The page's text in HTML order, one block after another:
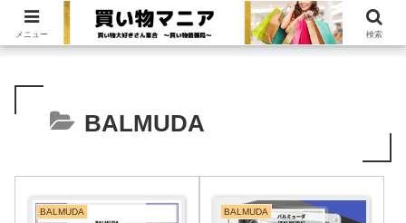
買い物大好きさん集合！〜買い物情報局〜
BALMUDA
BALMUDA BALMUDA
メニュー 検索